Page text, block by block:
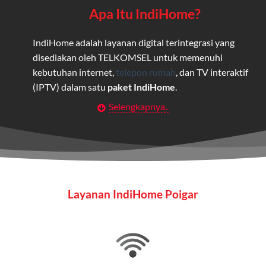
Apa Itu IndiHome?
IndiHome adalah layanan digital terintegrasi yang
disediakan oleh TELKOMSEL untuk memenuhi
kebutuhan internet, telepon rumah , dan TV interaktif
(IPTV) dalam satu paket IndiHome
Layanan Wifi Indihome ini dirancang untuk
maupun individu yang membutuhkan konektivitas dan
hiburan berkualitas tinggi.
pengguna rumah dan bisnis.
Selengkapnya..
Layanan IndiHome Poigar